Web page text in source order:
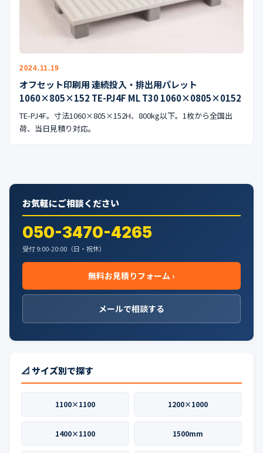
イラン情勢まとめ
公式ブログ
会社案内
🇺🇸
2024.11.19
オフセット印刷用 連続投入・排出用パレット
1060×805×152 TE-PJ4F ML T30 1060×0805×0152
TE-PJ4F。寸法1060×805×152H、800kg以下。1枚から全国出
荷、当日見積り対応。
お気軽にご相談ください
050-3470-4265
受付 9:00-20:00（日・祝休）
無料お見積りフォーム ›
メールで相談する
📐 サイズ別で探す
1100×1100 1200×1000
1400×1100 1500mm